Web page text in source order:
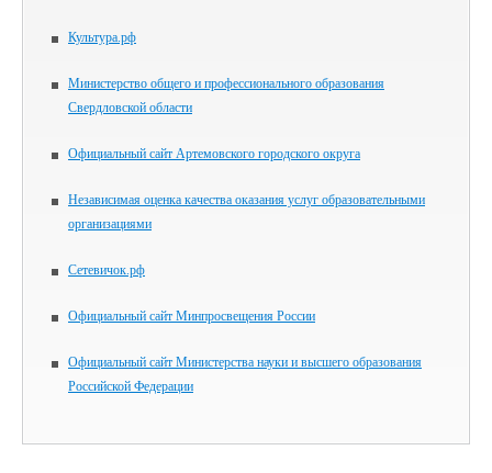
Культура.рф
Министерство общего и профессионального образования
Свердловской области
Официальный сайт Артемовского городского округа
Независимая оценка качества оказания услуг образовательными
организациями
Сетевичок.рф
Официальный сайт Минпросвещения России
Официальный сайт Министерства науки и высшего образования
Российской Федерации